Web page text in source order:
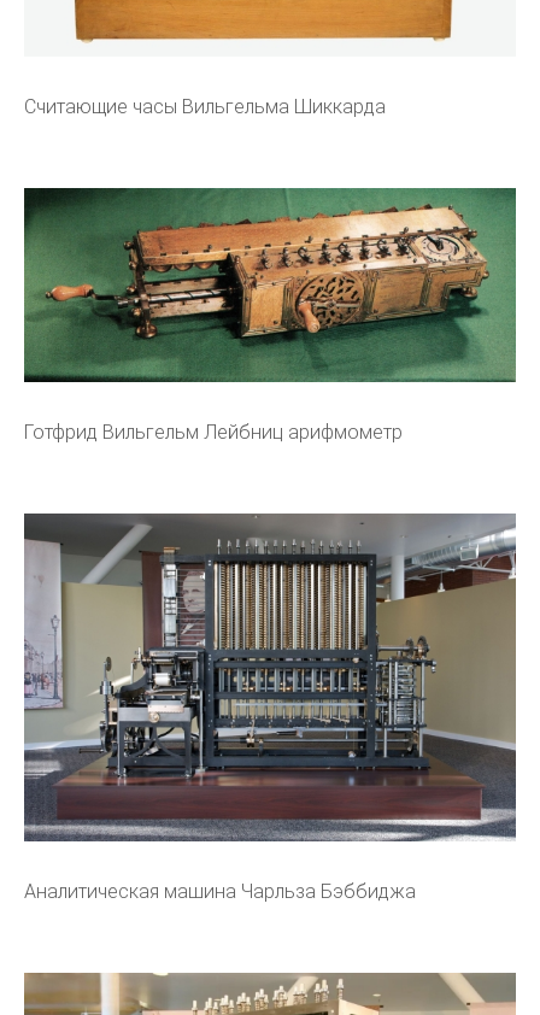
Считающие часы Вильгельма Шиккарда
Готфрид Вильгельм Лейбниц арифмометр
Аналитическая машина Чарльза Бэббиджа